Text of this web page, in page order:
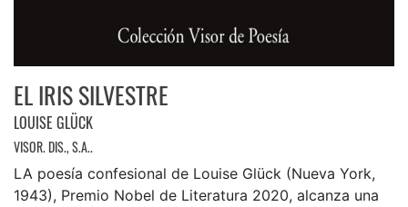
EL IRIS SILVESTRE
LOUISE GLÜCK
VISOR. DIS., S.A..
LA poesía confesional de Louise Glück (Nueva York,
1943), Premio Nobel de Literatura 2020, alcanza una